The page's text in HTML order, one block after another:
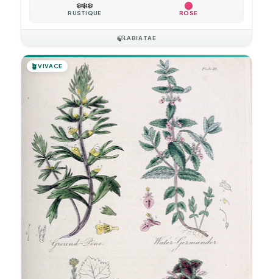
❄️❄️❄️
RUSTIQUE ROSE
🍃LABIATAE
🪴VIVACE